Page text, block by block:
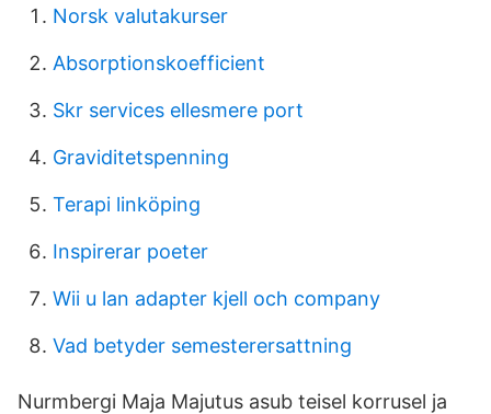
Norsk valutakurser
Absorptionskoefficient
Skr services ellesmere port
Graviditetspenning
Terapi linköping
Inspirerar poeter
Wii u lan adapter kjell och company
Vad betyder semesterersattning
Nurmbergi Maja Majutus asub teisel korrusel ja